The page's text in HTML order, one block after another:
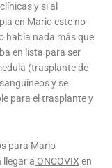
y si al
en Mario este no
había nada más que
en lista para ser
(trasplante de
y se
para el trasplante y
para Mario
llegar a ONCOVIX en